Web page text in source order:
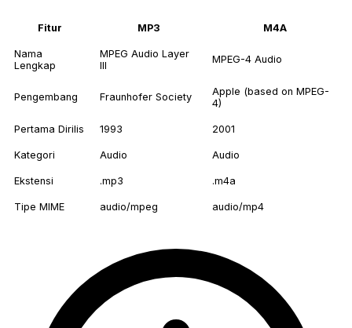
Fitur MP3 M4A
Nama
Lengkap
MPEG Audio Layer
III
MPEG-4 Audio
Pengembang Fraunhofer Society
Apple (based on MPEG-
4)
Pertama Dirilis 1993 2001
Kategori Audio Audio
Ekstensi .mp3 .m4a
Tipe MIME audio/mpeg audio/mp4